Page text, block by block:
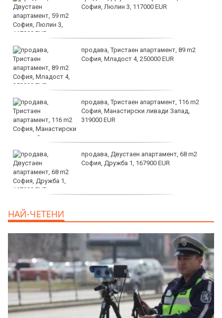
София, Люлин 3, 117000 EUR
продава, Тристаен апартамент, 89 m2
София, Младост 4, 250000 EUR
продава, Тристаен апартамент, 116 m2
София, Манастирски ливади Запад,
319000 EUR
продава, Двустаен апартамент, 68 m2
София, Дружба 1, 167900 EUR
НАЙ-ЧЕТЕНИ